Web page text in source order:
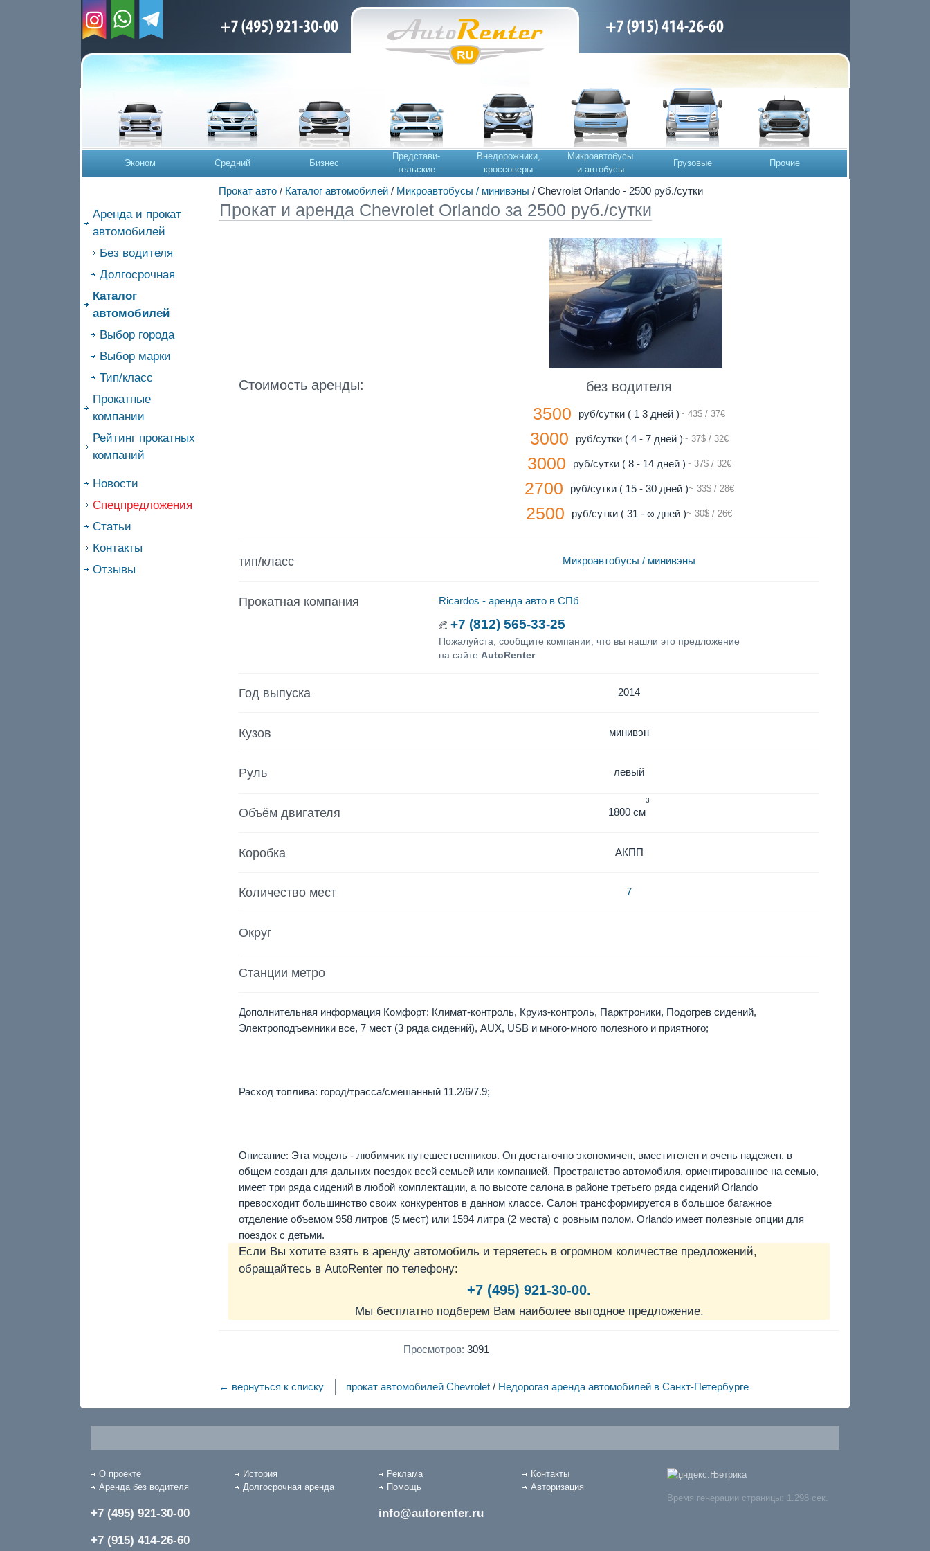
Эконом Средний Бизнес
Представи-
тельские
Внедорожники,
кроссоверы
Микроавтобусы
и автобусы
Грузовые Прочие
Прокат авто/ Каталог автомобилей/ Микроавтобусы / минивэны / Chevrolet Orlando - 2500 руб./сутки
Аренда и прокат
автомобилей
Без водителя
Долгосрочная
Каталог
автомобилей
Выбор города
Выбор марки
Тип/класс
Прокатные
компании
Рейтинг прокатных
компаний
Новости
Спецпредложения
Статьи
Контакты
Отзывы
Прокат и аренда Chevrolet Orlando за 2500 руб./сутки
Стоимость аренды: без водителя
3500 руб/сутки ( 1 3 дней )~ 43$ / 37€
3000 руб/сутки ( 4 - 7 дней )~ 37$ / 32€
3000 руб/сутки ( 8 - 14 дней )~ 37$ / 32€
2700 руб/сутки ( 15 - 30 дней )~ 33$ / 28€
2500 руб/сутки ( 31 - ∞ дней )~ 30$ / 26€
тип/класс Микроавтобусы / минивэны
Прокатная компания Ricardos - аренда авто в СПб
+7 (812) 565-33-25
Пожалуйста, сообщите компании, что вы нашли это предложение
на сайте AutoRenter.
Год выпуска 2014
Кузов минивэн
Руль левый
Объём двигателя 1800 см
3
Коробка АКПП
Количество мест 7
Округ
Станции метро
Дополнительная информация Комфорт: Климат-контроль, Круиз-контроль, Парктроники, Подогрев сидений,
Электроподъемники все, 7 мест (3 ряда сидений), AUX, USB и много-много полезного и приятного;
Расход топлива: город/трасса/смешанный 11.2/6/7.9;
Описание: Эта модель - любимчик путешественников. Он достаточно экономичен, вместителен и очень надежен, в
общем создан для дальних поездок всей семьей или компанией. Пространство автомобиля, ориентированное на семью,
имеет три ряда сидений в любой комплектации, а по высоте салона в районе третьего ряда сидений Orlando
превосходит большинство своих конкурентов в данном классе. Салон трансформируется в большое багажное
отделение объемом 958 литров (5 мест) или 1594 литра (2 места) с ровным полом. Orlando имеет полезные опции для
поездок с детьми.
Если Вы хотите взять в аренду автомобиль и теряетесь в огромном количестве предложений,
обращайтесь в AutoRenter по телефону:
+7 (495) 921-30-00.
Мы бесплатно подберем Вам наиболее выгодное предложение.
Просмотров: 3091
← вернуться к списку прокат автомобилей Chevrolet / Недорогая аренда автомобилей в Санкт-Петербурге
О проекте История Реклама
Контакты
Аренда без водителя
Долгосрочная аренда Помощь Авторизация
+7 (495) 921-30-00
+7 (915) 414-26-60
info@autorenter.ru
Время генерации страницы: 1.298 сек.